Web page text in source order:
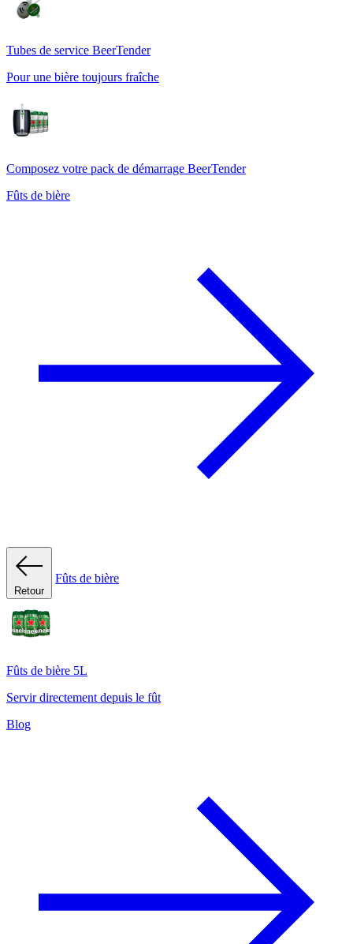
Tubes de service BeerTender
Pour une bière toujours fraîche
Composez votre pack de démarrage BeerTender
Fûts de bière
Retour
Fûts de bière
Fûts de bière 5L
Servir directement depuis le fût
Blog